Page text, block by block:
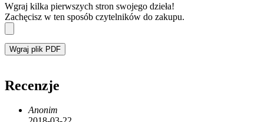
Wgraj kilka pierwszych stron swojego dzieła!
Zachęcisz w ten sposób czytelników do zakupu.
Wgraj plik PDF
Recenzje
Anonim